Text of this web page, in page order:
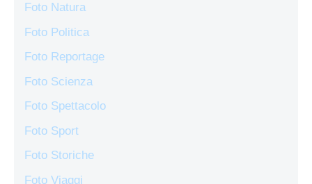
Foto Natura
Foto Politica
Foto Reportage
Foto Scienza
Foto Spettacolo
Foto Sport
Foto Storiche
Foto Viaggi